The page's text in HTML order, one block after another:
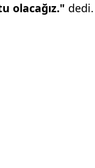
olacağız." dedi.